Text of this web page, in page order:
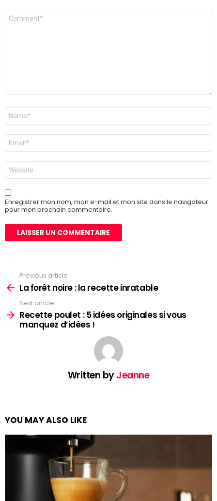
Commentaire
Nom
E-
mail
*
Site
web
Enregistrer mon nom, mon e-mail et mon site dans le navigateur
pour mon prochain commentaire.
more
Previous article
La forêt noire : la recette inratable
Next article
Recette poulet : 5 idées originales si vous
manquez d’idées !
Written byJeanne
YOU MAY ALSO LIKE